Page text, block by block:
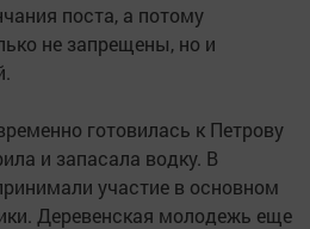
поста, а потому
не запрещены, но и
готовилась к Петрову
и запасала водку. В
участие в основном
Деревенская молодежь еще